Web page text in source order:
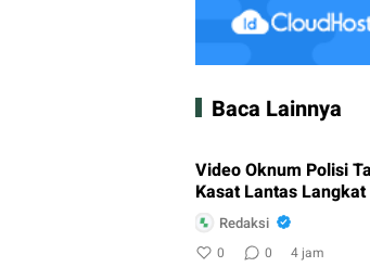
Baca Lainnya
Video Oknum Polisi
Kasat Lantas Langkat
Redaksi
0 0 4 jam